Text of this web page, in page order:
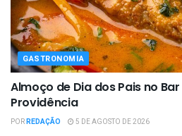
GASTRONOMIA
Almoço de Dia dos Pais no
Providência
PORREDAÇÃO 5 DE AGOSTO DE 2026